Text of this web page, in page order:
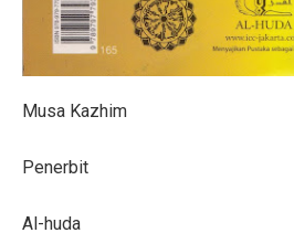
Musa Kazhim
Penerbit
Al-huda